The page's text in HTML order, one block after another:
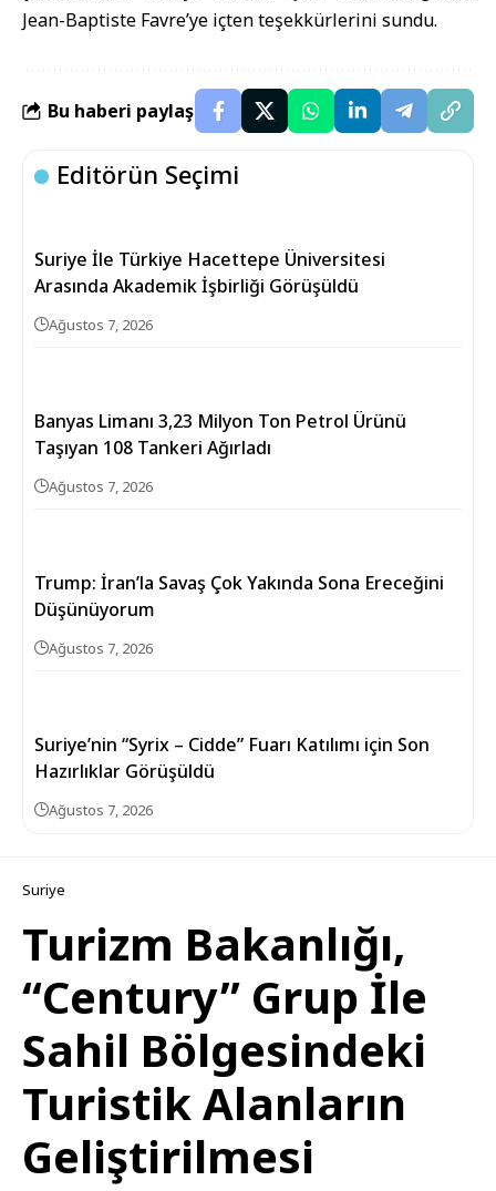
Jean-Baptiste Favre’ye içten teşekkürlerini sundu.
Bu haberi paylaş
Editörün Seçimi
Suriye İle Türkiye Hacettepe Üniversitesi
Arasında Akademik İşbirliği Görüşüldü
Ağustos 7, 2026
Banyas Limanı 3,23 Milyon Ton Petrol Ürünü
Taşıyan 108 Tankeri Ağırladı
Ağustos 7, 2026
Trump: İran’la Savaş Çok Yakında Sona Ereceğini
Düşünüyorum
Ağustos 7, 2026
Suriye’nin “Syrix – Cidde” Fuarı Katılımı için Son
Hazırlıklar Görüşüldü
Ağustos 7, 2026
Suriye
Turizm Bakanlığı,
“Century” Grup İle
Sahil Bölgesindeki
Turistik Alanların
Geliştirilmesi